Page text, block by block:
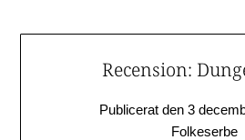
Recension:
Publicerat den 3
Folkeserbe